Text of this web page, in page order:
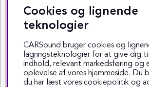
Sociale medier
Facebook
Instagram
Youtube
TikTok
Cookies og lignende
teknologier
CARSound bruger cookies og
lagringsteknologier for at give dig
indhold, relevant markedsføring og
oplevelse af vores hjemmeside. Du
du har læst vores cookiepolitik og